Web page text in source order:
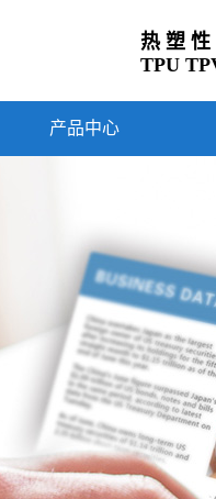
热 塑 性
TPU
产品中心